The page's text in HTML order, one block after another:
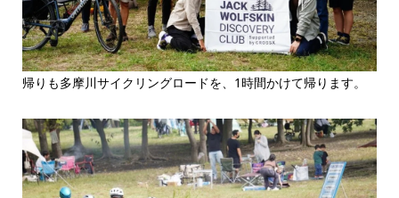
帰りも多摩川サイクリングロードを、1時間かけて帰ります。